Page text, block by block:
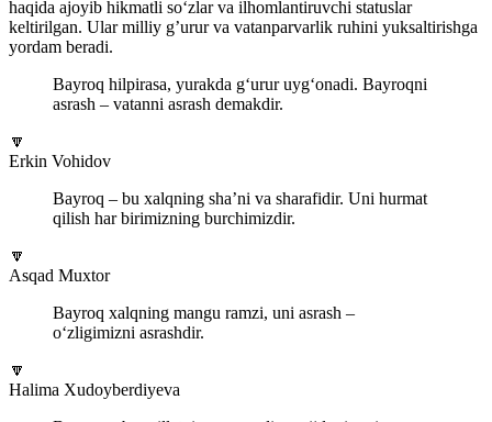
haqida ajoyib hikmatli so‘zlar va ilhomlantiruvchi statuslar
keltirilgan. Ular milliy g’urur va vatanparvarlik ruhini yuksaltirishga
yordam beradi.
Bayroq hilpirasa, yurakda g‘urur uyg‘onadi. Bayroqni
asrash – vatanni asrash demakdir.
🔽
Erkin Vohidov
Bayroq – bu xalqning sha’ni va sharafidir. Uni hurmat
qilish har birimizning burchimizdir.
🔽
Asqad Muxtor
Bayroq xalqning mangu ramzi, uni asrash –
o‘zligimizni asrashdir.
🔽
Halima Xudoyberdiyeva